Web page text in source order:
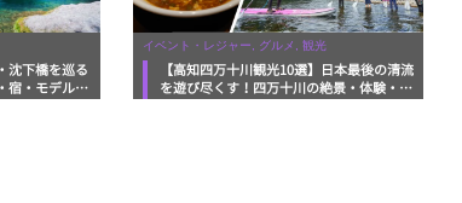
沈下橋を巡る
宿・モデルコ
イベント・レジャー, グルメ, 観光
【高知四万十川観光10選】日本最後の清流
を遊び尽くす！四万十川の絶景・体験・グ